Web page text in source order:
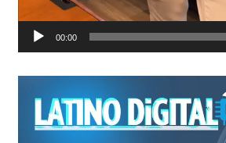
00:00